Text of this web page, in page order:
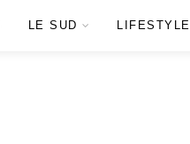
LE SUD LIFESTYLE